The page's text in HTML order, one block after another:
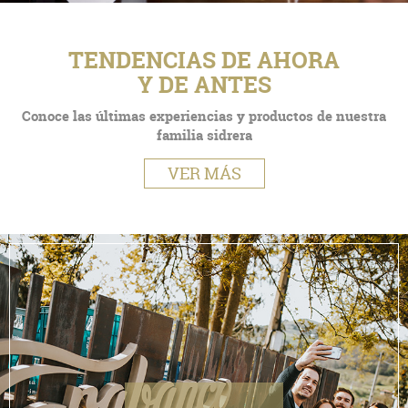
TENDENCIAS DE AHORA
Y DE ANTES
Conoce las últimas experiencias y productos de nuestra
familia sidrera
VER MÁS